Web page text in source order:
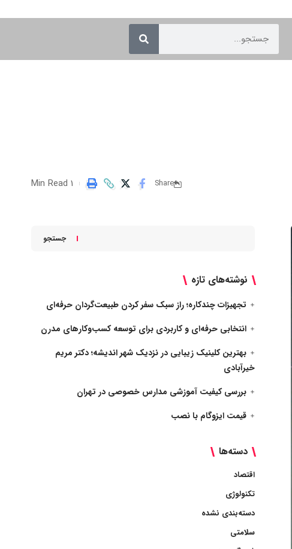
Share
1 Min Read
جستجو
نوشته‌های تازه
تجهیزات چندکاره؛ راز سبک سفر کردن طبیعت‌گردان حرفه‌ای
انتخابی حرفه‌ای و کاربردی برای توسعه کسب‌وکارهای مدرن
بهترین کلینیک زیبایی در نزدیک شهر اندیشه؛ دکتر مریم
خیرآبادی
بررسی کیفیت آموزشی مدارس خصوصی در تهران
قیمت ایزوگام با نصب
دسته‌ها
اقتصاد
تکنولوژی
دسته‌بندی نشده
سلامتی